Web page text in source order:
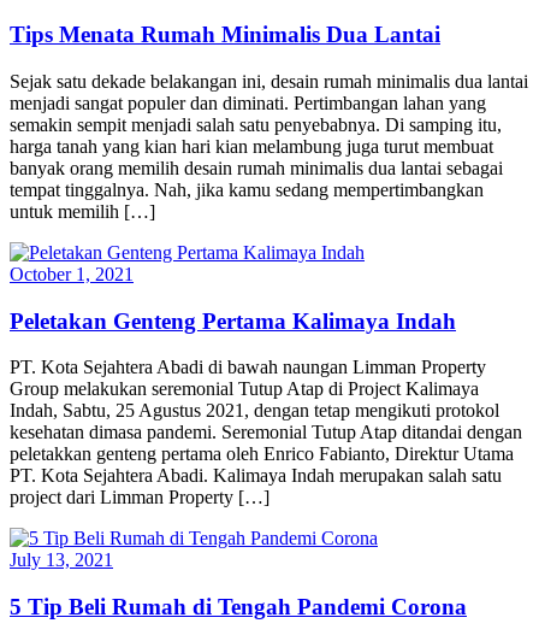
Tips Menata Rumah Minimalis Dua Lantai
Sejak satu dekade belakangan ini, desain rumah minimalis dua lantai
menjadi sangat populer dan diminati. Pertimbangan lahan yang
semakin sempit menjadi salah satu penyebabnya. Di samping itu,
harga tanah yang kian hari kian melambung juga turut membuat
banyak orang memilih desain rumah minimalis dua lantai sebagai
tempat tinggalnya. Nah, jika kamu sedang mempertimbangkan
untuk memilih […]
October 1, 2021
Peletakan Genteng Pertama Kalimaya Indah
PT. Kota Sejahtera Abadi di bawah naungan Limman Property
Group melakukan seremonial Tutup Atap di Project Kalimaya
Indah, Sabtu, 25 Agustus 2021, dengan tetap mengikuti protokol
kesehatan dimasa pandemi. Seremonial Tutup Atap ditandai dengan
peletakkan genteng pertama oleh Enrico Fabianto, Direktur Utama
PT. Kota Sejahtera Abadi. Kalimaya Indah merupakan salah satu
project dari Limman Property […]
July 13, 2021
5 Tip Beli Rumah di Tengah Pandemi Corona